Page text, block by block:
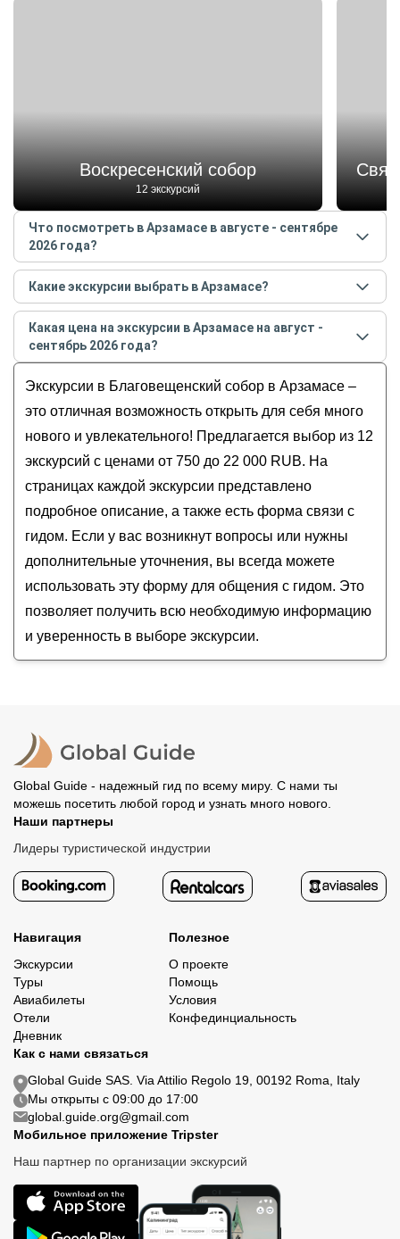
Воскресенский собор
12 экскурсий
Что посмотреть в Арзамасе в августе - сентябре
2026 года?
Самые популярные местав Арзамасев августе -
сентябре 2026года:
Воскресенский собор
Свято-Николаевский монастырь
Благовещенский собор
Дом-музей Гайдара
Здание ратуши
Какие экскурсии выбрать в Арзамасе?
Самые популярные экскурсиив Арзамасев
августе - сентябре 2026года:
Арзамас — город величественных соборов
и уютных домиков (с аудиогидом)
Интересный Арзамас и его старинные
Арзамас православный
Арзамас уездный, уютный, исторический
Старинный купеческий Арзамас: обзорная
экскурсия
Какая цена на экскурсии в Арзамасе на август -
сентябрь 2026 года?
сентябрь 2026года от 750до 22 000 RUB
Экскурсии в Благовещенский собор в Арзамасе –
это отличная возможность открыть для себя много
нового и увлекательного! Предлагается выбор из 12
экскурсий с ценами от 750 до 22 000 RUB. На
страницах каждой экскурсии представлено
подробное описание, а также есть форма связи с
гидом. Если у вас возникнут вопросы или нужны
дополнительные уточнения, вы всегда можете
использовать эту форму для общения с гидом. Это
позволяет получить всю необходимую информацию
и уверенность в выборе экскурсии.
Global Guide - надежный гид по всему миру. С нами ты
можешь посетить любой город и узнать много нового.
Наши партнеры
Лидеры туристической индустрии
Навигация
Экскурсии
Туры
Авиабилеты
Отели
Дневник
Полезное
О проекте
Помощь
Условия
Конфединциальность
Как с нами связаться
Global Guide SAS. Via Attilio Regolo 19, 00192 Roma, Italy
Мы открыты с 09:00 до 17:00
global.guide.org@gmail.com
Мобильное приложение Tripster
Наш партнер по организации экскурсий